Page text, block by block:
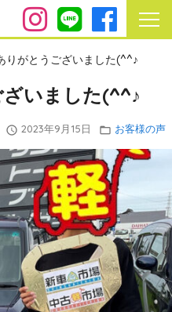
りがとうございました(^^♪
いました(^^♪
query_builder 2023年9月15日 folder_open お客様の声